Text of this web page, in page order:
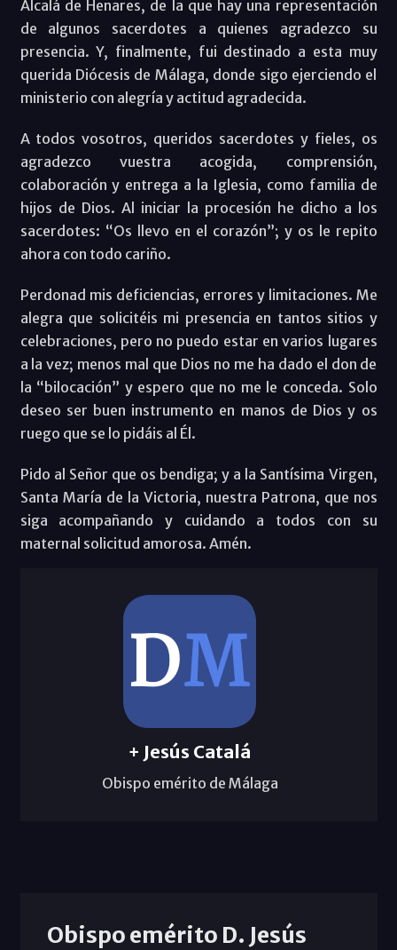
Alcalá de Henares, de la que hay una representación
de algunos sacerdotes a quienes agradezco su
presencia. Y, finalmente, fui destinado a esta muy
querida Diócesis de Málaga, donde sigo ejerciendo el
ministerio con alegría y actitud agradecida.
A todos vosotros, queridos sacerdotes y fieles, os
agradezco vuestra acogida, comprensión,
colaboración y entrega a la Iglesia, como familia de
hijos de Dios. Al iniciar la procesión he dicho a los
sacerdotes: “Os llevo en el corazón”; y os le repito
ahora con todo cariño.
Perdonad mis deficiencias, errores y limitaciones. Me
alegra que solicitéis mi presencia en tantos sitios y
celebraciones, pero no puedo estar en varios lugares
a la vez; menos mal que Dios no me ha dado el don de
la “bilocación” y espero que no me le conceda. Solo
deseo ser buen instrumento en manos de Dios y os
ruego que se lo pidáis al Él.
Pido al Señor que os bendiga; y a la Santísima Virgen,
Santa María de la Victoria, nuestra Patrona, que nos
siga acompañando y cuidando a todos con su
maternal solicitud amorosa. Amén.
+ Jesús Catalá
Obispo emérito de Málaga
Obispo emérito D. Jesús